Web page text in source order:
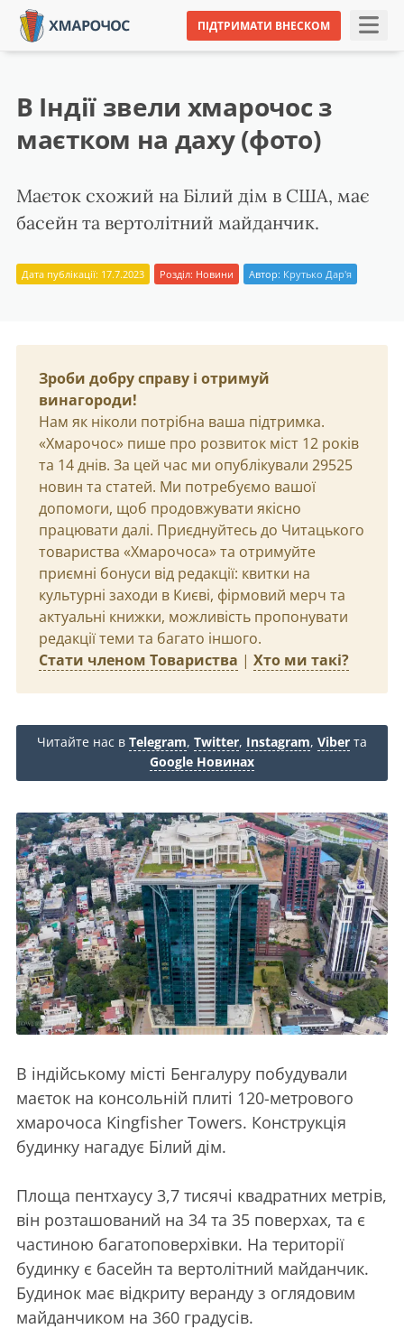
ПІДТРИМАТИ ВНЕСКОМ
В Індії звели хмарочос з
маєтком на даху (фото)
Маєток схожий на Білий дім в США, має
басейн та вертолітний майданчик.
Дата публікації: 17.7.2023 Розділ: Новини Автор: Крутько Дар'я
Зроби добру справу і отримуй
винагороди!
Нам як ніколи потрібна ваша підтримка.
«Хмарочос» пише про розвиток міст 12 років
та 14 днів. За цей час ми опублікували 29525
новин та статей. Ми потребуємо вашої
допомоги, щоб продовжувати якісно
працювати далі. Приєднуйтесь до Читацького
товариства «Хмарочоса» та отримуйте
приємні бонуси від редакції: квитки на
культурні заходи в Києві, фірмовий мерч та
актуальні книжки, можливість пропонувати
редакції теми та багато іншого.
Стати членом Товариства | Хто ми такі?
Читайте нас в Telegram, Twitter, Instagram, Viber та
Google Новинах
В індійському місті Бенгалуру побудували
маєток на консольній плиті 120-метрового
хмарочоса Kingfisher Towers. Конструкція
будинку нагадує Білий дім.
Площа пентхаусу 3,7 тисячі квадратних метрів,
він розташований на 34 та 35 поверхах, та є
частиною багатоповерхівки. На території
будинку є басейн та вертолітний майданчик.
Будинок має відкриту веранду з оглядовим
майданчиком на 360 градусів.